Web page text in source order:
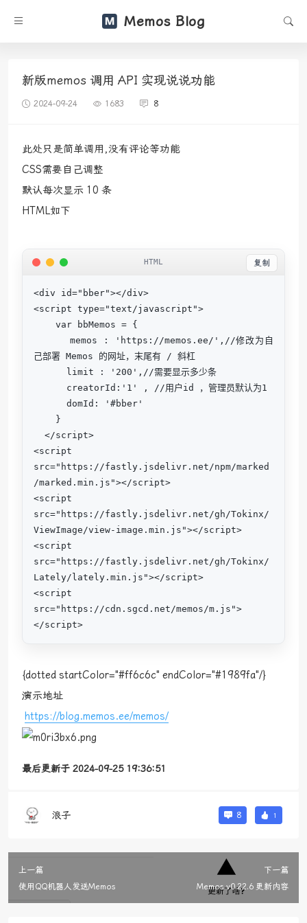
Memos Blog
新版memos 调用 API 实现说说功能
2024-09-24 1683 8
此处只是简单调用,没有评论等功能
CSS需要自己调整
默认每次显示 10 条
HTML如下
<div id="bber"></div>
<script type="text/javascript">
己部署 Memos 的网址，末尾有 / 斜杠
<script
src="https://fastly.jsdelivr.net/npm/marked
/marked.min.js"></script>
<script
src="https://fastly.jsdelivr.net/gh/Tokinx/
ViewImage/view-image.min.js"></script>
<script
src="https://fastly.jsdelivr.net/gh/Tokinx/
Lately/lately.min.js"></script>
<script
src="https://cdn.sgcd.net/memos/m.js">
</script>
复制
{dotted startColor="#ff6c6c" endColor="#1989fa"/}
演示地址
https://blog.memos.ee/memos/
最后更新于 2024-09-25 19:36:51
浪子 8 1
上一篇
使用QQ机器人发送Memos
下一篇
Memos v0.22.6 更新内容